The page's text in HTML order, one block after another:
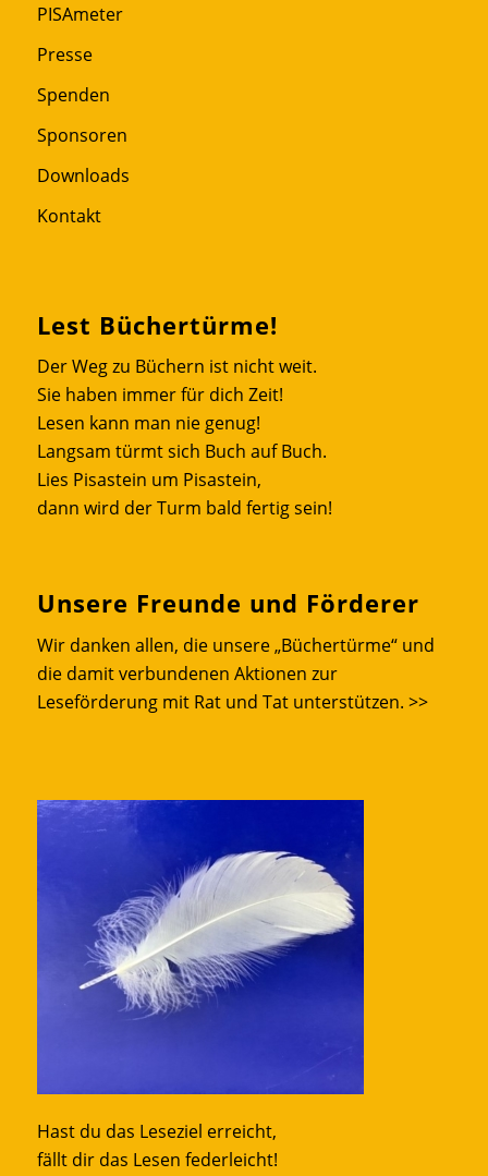
PISAmeter
Presse
Spenden
Sponsoren
Downloads
Kontakt
Lest Büchertürme!
Der Weg zu Büchern ist nicht weit.
Sie haben immer für dich Zeit!
Lesen kann man nie genug!
Langsam türmt sich Buch auf Buch.
Lies Pisastein um Pisastein,
dann wird der Turm bald fertig sein!
Unsere Freunde und Förderer
Wir danken allen, die unsere „Büchertürme“ und
die damit verbundenen Aktionen zur
Leseförderung mit Rat und Tat unterstützen. >>
Hast du das Leseziel erreicht,
fällt dir das Lesen federleicht!